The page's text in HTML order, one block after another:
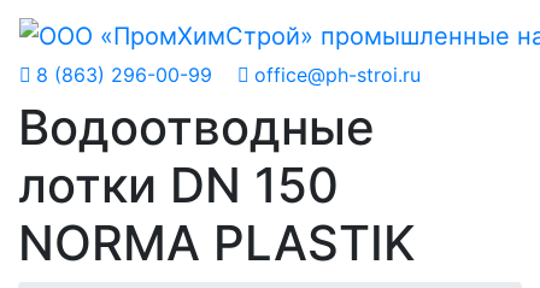
8 (863) 296-00-99 office@ph-stroi.ru
Водоотводные
лотки DN 150
NORMA PLASTIK